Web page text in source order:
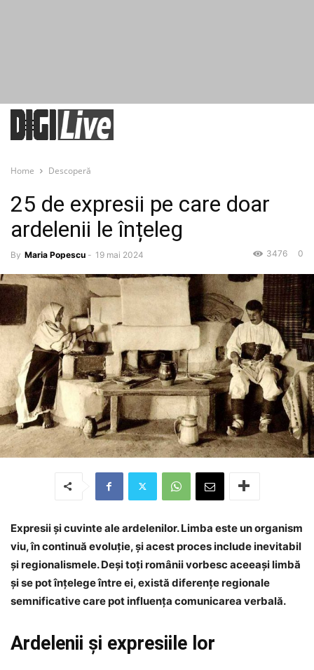
Home Descoperă
25 de expresii pe care doar
ardelenii le înțeleg
By Maria Popescu - 19 mai 2024 0
3476
Expresii și cuvinte ale ardelenilor. Limba este un organism
viu, în continuă evoluție, și acest proces include inevitabil
și regionalismele. Deși toți românii vorbesc aceeași limbă
și se pot înțelege între ei, există diferențe regionale
semnificative care pot influența comunicarea verbală.
Ardelenii și expresiile lor